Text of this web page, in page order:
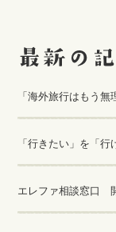
「海外旅行はもう
「行きたい」を「
エレファ相談窓口